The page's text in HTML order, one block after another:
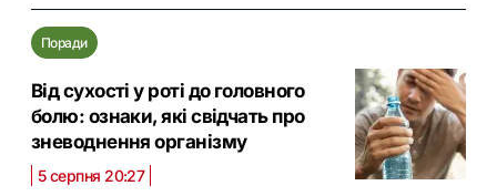
Поради
Від сухості у роті до головного
болю: ознаки, які свідчать про
зневоднення організму
5 серпня 20:27